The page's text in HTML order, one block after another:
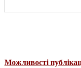
Можливості